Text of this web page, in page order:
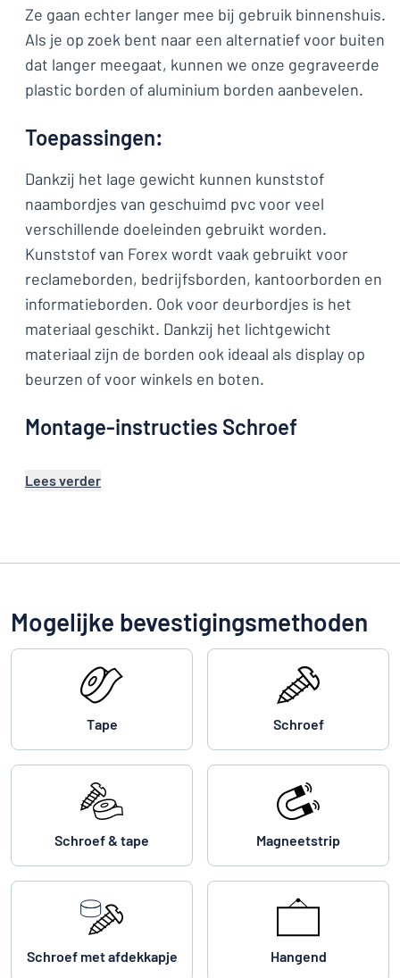
Ze gaan echter langer mee bij gebruik binnenshuis.
Als je op zoek bent naar een alternatief voor buiten
dat langer meegaat, kunnen we onze gegraveerde
plastic borden of aluminium borden aanbevelen.
Toepassingen:
Dankzij het lage gewicht kunnen kunststof
naambordjes van geschuimd pvc voor veel
verschillende doeleinden gebruikt worden.
Kunststof van Forex wordt vaak gebruikt voor
reclameborden, bedrijfsborden, kantoorborden en
informatieborden. Ook voor deurbordjes is het
materiaal geschikt. Dankzij het lichtgewicht
materiaal zijn de borden ook ideaal als display op
beurzen of voor winkels en boten.
Montage-instructies Schroef
Lees verder
Mogelijke bevestigingsmethoden
Tape Schroef
Schroef & tape Magneetstrip
Schroef met afdekkapje Hangend